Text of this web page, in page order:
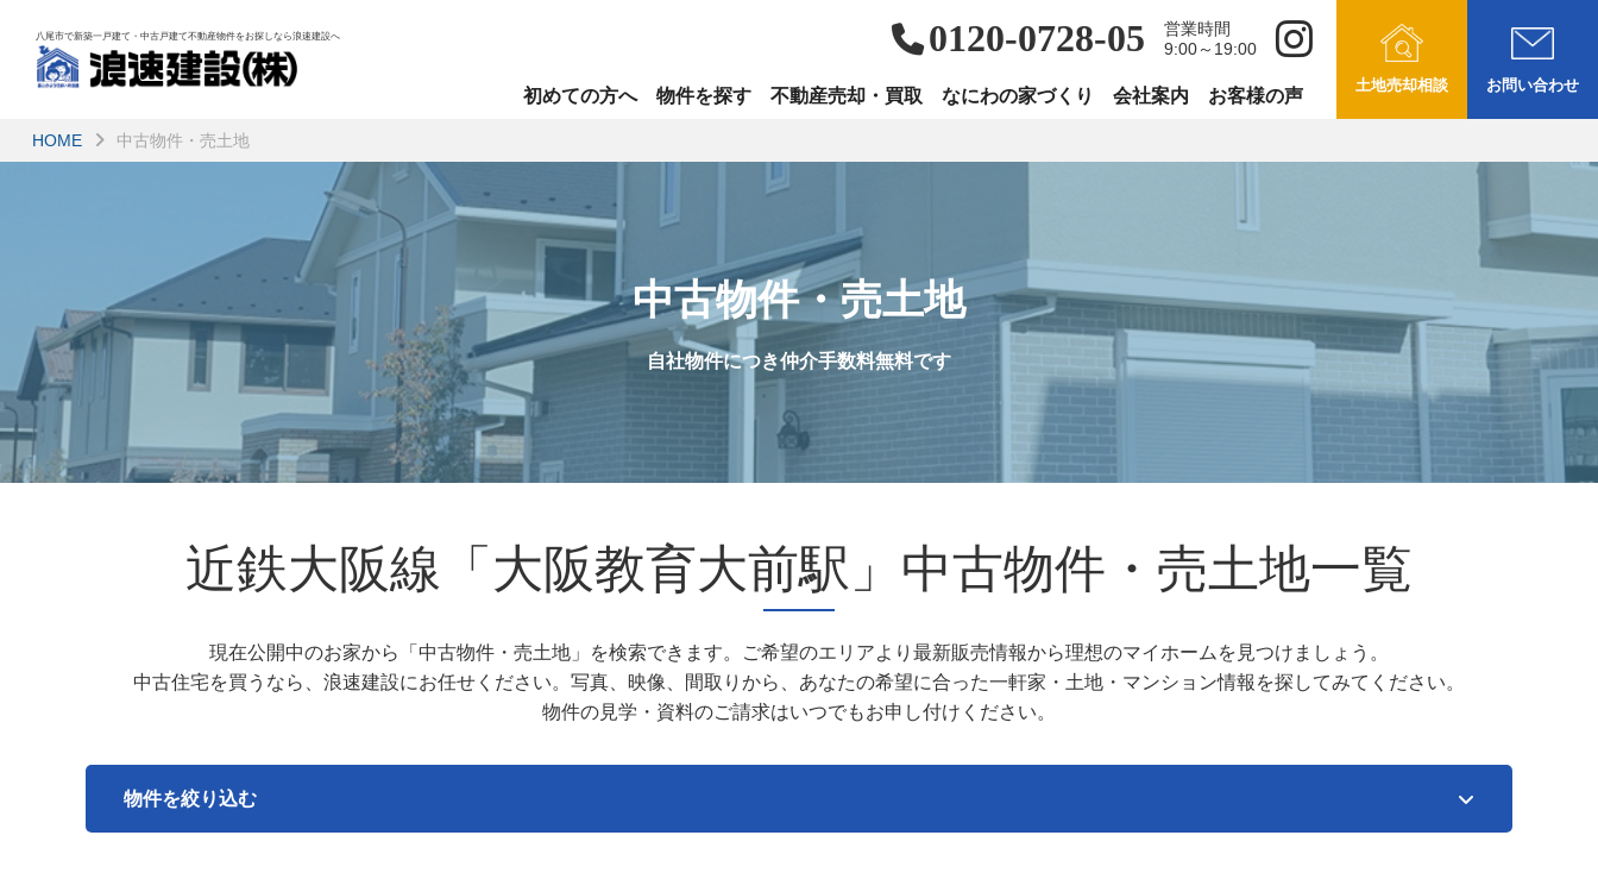
八尾市で新築一戸建て・中古戸建て不動産物件を お探しなら浪速建設へ 0120-0728-05
営業時間
9:00～19:00
初めての方へ 物件を探す 不動産売却・買取 なにわの家づくり 会社案内 お客様の声
土地売却相談 お問い合わせ
HOME 中古物件・売土地
中古物件・売土地
自社物件につき仲介手数料無料です
近鉄大阪線「大阪教育大前駅」中古物件・売土地一覧
現在公開中のお家から「中古物件・売土地」を検索できます。ご希望のエリアより最新販売情報から理想のマイホームを見つけましょう。
中古住宅を買うなら、浪速建設にお任せください。写真、映像、間取りから、あなたの希望に合った一軒家・土地・マンション情報を探してみてください。
物件の見学・資料のご請求はいつでもお申し付けください。
物件を絞り込む